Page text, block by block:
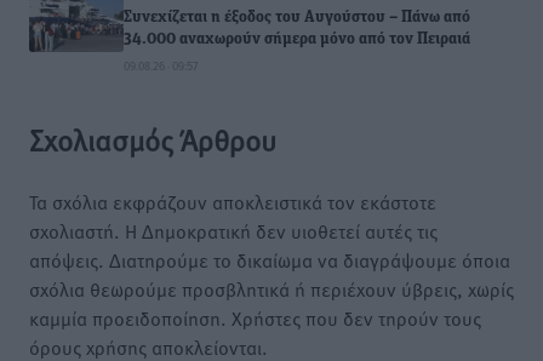
Συνεχίζεται η έξοδος του Αυγούστου – Πάνω από
34.000 αναχωρούν σήμερα μόνο από τον Πειραιά
09.08.26 · 09:57
Σχολιασμός Άρθρου
Τα σχόλια εκφράζουν αποκλειστικά τον εκάστοτε
σχολιαστή. Η Δημοκρατική δεν υιοθετεί αυτές τις
απόψεις. Διατηρούμε το δικαίωμα να διαγράψουμε όποια
σχόλια θεωρούμε προσβλητικά ή περιέχουν ύβρεις, χωρίς
καμμία προειδοποίηση. Χρήστες που δεν τηρούν τους
όρους χρήσης αποκλείονται.